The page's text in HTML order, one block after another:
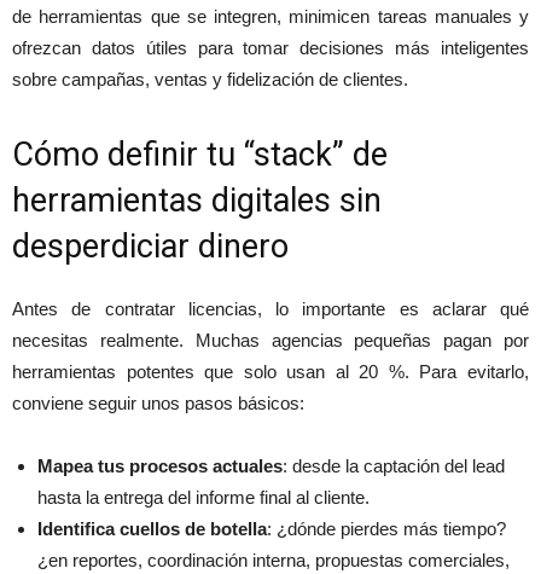
de herramientas que se integren, minimicen tareas manuales y
ofrezcan datos útiles para tomar decisiones más inteligentes
sobre campañas, ventas y fidelización de clientes.
Cómo definir tu “stack” de
herramientas digitales sin
desperdiciar dinero
Antes de contratar licencias, lo importante es aclarar qué
necesitas realmente. Muchas agencias pequeñas pagan por
herramientas potentes que solo usan al 20 %. Para evitarlo,
conviene seguir unos pasos básicos:
Mapea tus procesos actuales: desde la captación del lead
hasta la entrega del informe final al cliente.
Identifica cuellos de botella: ¿dónde pierdes más tiempo?
¿en reportes, coordinación interna, propuestas comerciales,